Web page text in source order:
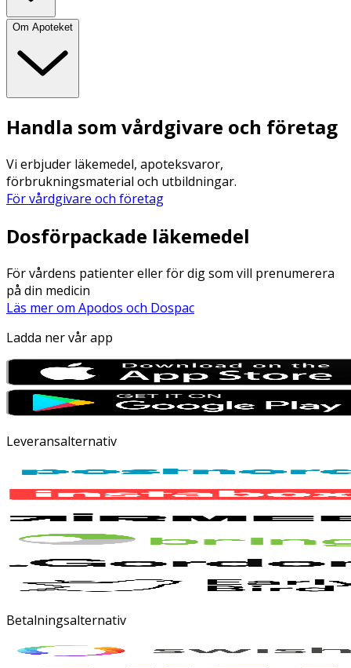
Om Apoteket
Handla som vårdgivare och företag
Vi erbjuder läkemedel, apoteksvaror,
förbrukningsmaterial och utbildningar.
För vårdgivare och företag
Dosförpackade läkemedel
För vårdens patienter eller för dig som vill prenumerera
på din medicin
Läs mer om Apodos och Dospac
Ladda ner vår app
Leveransalternativ
Betalningsalternativ